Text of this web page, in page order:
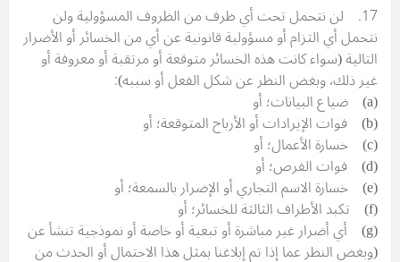
17. لن نتحمل تحت أي ظرف من الظروف المسؤولية ولن
نتحمل أي التزام أو مسؤولية قانونية عن أي من الخسائر أو الأضرار
التالية (سواء كانت هذه الخسائر متوقعة أو مرتقبة أو معروفة أو
غير ذلك، وبغض النظر عن شكل الفعل أو سببه):
(a) ضياع البيانات؛ أو
(b) فوات الإيرادات أو الأرباح المتوقعة؛ أو
(c) خسارة الأعمال؛ أو
(d) فوات الفرص؛ أو
(e) خسارة الاسم التجاري أو الإضرار بالسمعة؛ أو
(f) تكبد الأطراف الثالثة للخسائر؛ أو
(g) أي أضرار غير مباشرة أو تبعية أو خاصة أو نموذجية تنشأ عن
(وبغض النظر عما إذا تم إبلاغنا بمثل هذا الاحتمال أو الحدث من